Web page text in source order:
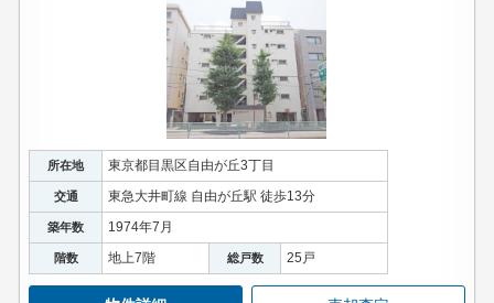
所在地 東京都目黒区自由が丘3丁目
交通 東急大井町線 自由が丘駅 徒歩13分
築年数 1974年7月
階数 地上7階 総戸数 25戸